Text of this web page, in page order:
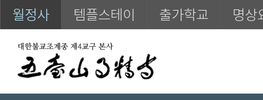
월정사 템플스테이 출가학교 명상